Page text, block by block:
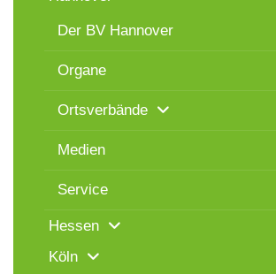
Der BV Hannover
Organe
Ortsverbände
Medien
Service
Hessen
Köln